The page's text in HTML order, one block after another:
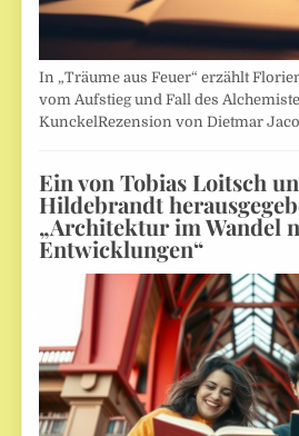
In „Träume aus Feuer“ erzählt
vom Aufstieg und Fall des
KunckelRezension von Dietmar
Ein von Tobias Loitsch
Hildebrandt
„Architektur im Wandel
Entwicklungen“